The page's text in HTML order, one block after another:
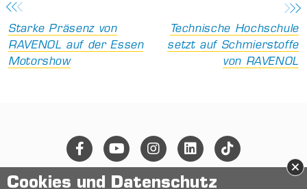
Starke Präsenz von
RAVENOL auf der Essen
Motorshow
Technische Hochschule
setzt auf Schmierstoffe
von RAVENOL
Cookies und Datenschutz
×